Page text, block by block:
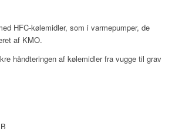
HFC-kølemidler, som i varmepumper, de
af KMO.
håndteringen af kølemidler fra vugge til grav